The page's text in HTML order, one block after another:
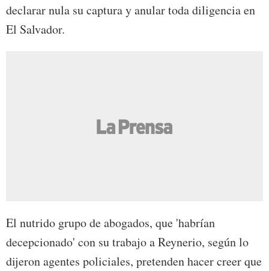
declarar nula su captura y anular toda diligencia en
El Salvador.
El nutrido grupo de abogados, que 'habrían
decepcionado' con su trabajo a Reynerio, según lo
dijeron agentes policiales, pretenden hacer creer que